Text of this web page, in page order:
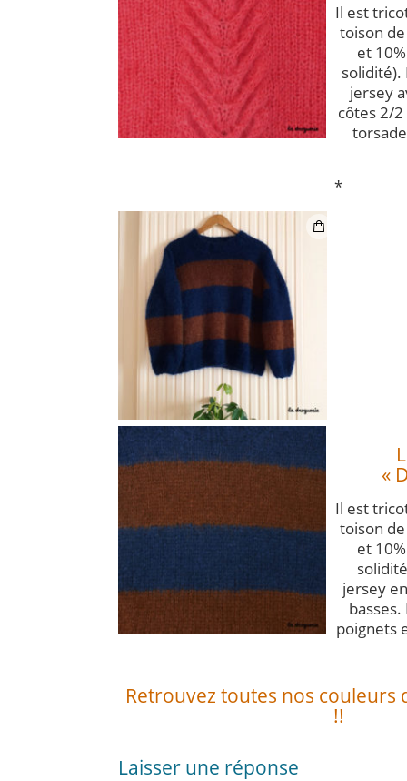
Il est
toison
et
jersey
côtes 2/
*
«
Il est
toison
et
jersey
poignets
Retrouvez toutes nos couleurs
!!
Laisser une réponse